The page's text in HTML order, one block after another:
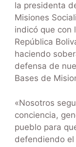
la presidenta
Misiones
indicó que con
República
haciendo
defensa de
Bases de
«Nosotros
conciencia,
pueblo para
defendiendo